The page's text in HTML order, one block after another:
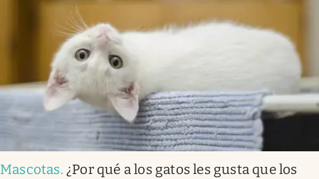
Mascotas. ¿Por qué a los gatos les gusta que los